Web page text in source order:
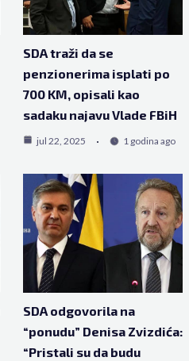
SDA traži da se
penzionerima isplati po
700 KM, opisali kao
sadaku najavu Vlade FBiH
jul 22, 2025 1 godina ago
SDA odgovorila na
“ponudu” Denisa Zvizdića:
“Pristali su da budu